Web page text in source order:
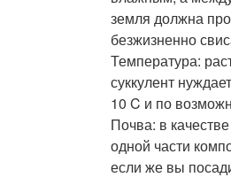
земля должна
безжизненно
Температура:
суккулент
10 C и по
Почва: в
одной части
если же вы